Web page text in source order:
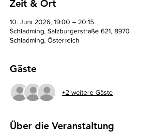
Zeit & Ort
10. Juni 2026, 19:00 – 20:15
Schladming, Salzburgerstraße 621, 8970
Schladming, Österreich
Gäste
+2 weitere Gäste
Über die Veranstaltung